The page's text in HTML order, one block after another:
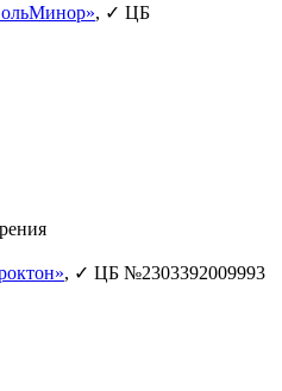
, ✓ ЦБ
, ✓ ЦБ №2303392009993